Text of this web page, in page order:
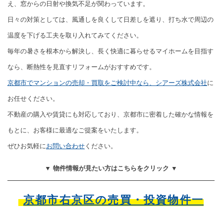
え、窓からの日射や換気不足が関わっています。
日々の対策としては、風通しを良くして日差しを遮り、打ち水で周辺の
温度を下げる工夫を取り入れてみてください。
毎年の暑さを根本から解決し、長く快適に暮らせるマイホームを目指す
なら、断熱性を見直すリフォームがおすすめです。
京都市でマンションの売却・買取をご検討中なら、シアーズ株式会社に
お任せください。
不動産の購入や賃貸にも対応しており、京都市に密着した確かな情報を
もとに、お客様に最適なご提案をいたします。
ぜひお気軽にお問い合わせ ください。
▼ 物件情報が見たい方はこちらをクリック ▼
京都市右京区の売買・投資物件一